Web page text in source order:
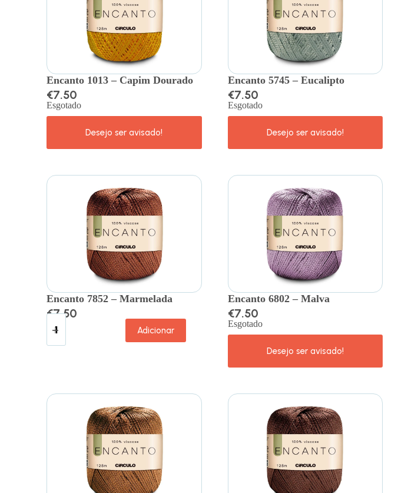
Encanto 1013 – Capim Dourado
€7.50
Esgotado
Encanto 5745 – Eucalipto
€7.50
Esgotado
Encanto 7852 – Marmelada
€7.50
Adicionar
Encanto 6802 – Malva
€7.50
Esgotado